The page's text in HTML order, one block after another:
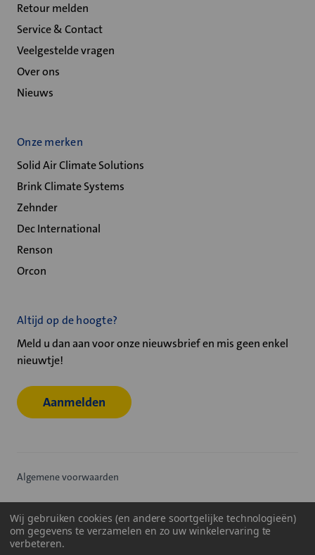
Retour melden
Service & Contact
Veelgestelde vragen
Over ons
Nieuws
Onze merken
Solid Air Climate Solutions
Brink Climate Systems
Zehnder
Dec International
Renson
Orcon
Altijd op de hoogte?
Meld u dan aan voor onze nieuwsbrief en mis geen enkel
nieuwtje!
Aanmelden
Algemene voorwaarden
Cookiebeleid
Wij gebruiken cookies (en andere soortgelijke technologieën)
om gegevens te verzamelen en zo uw winkelervaring te
verbeteren.